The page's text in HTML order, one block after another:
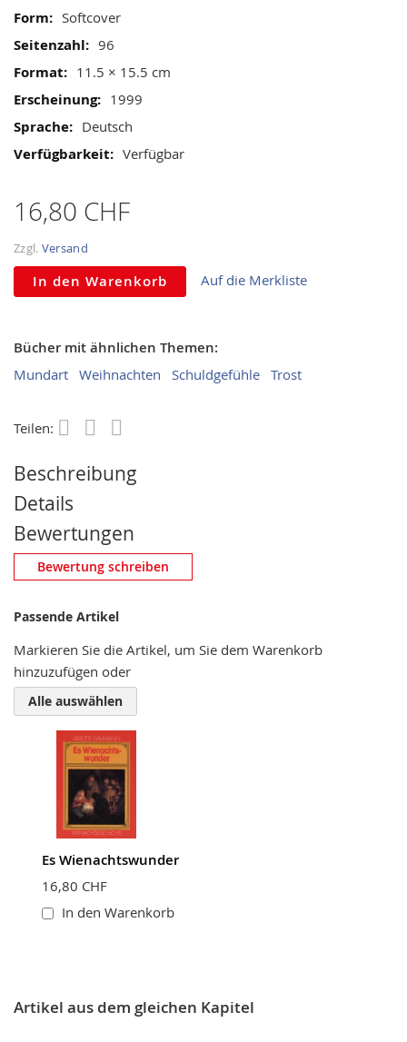
Softcover
96
11.5 × 15.5 cm
1999
Deutsch
Verfügbar
16,80 CHF
Zzgl. Versand
In den Warenkorb Auf die Merkliste
Bücher mit ähnlichen Themen:
Mundart Weihnachten Schuldgefühle Trost
Teilen:
Beschreibung
Details
Bewertungen
Eigene Bewertung schreiben
Nickname
Zusammenfassung
Bewertung
Bewertung schreiben
Passende Artikel
Markieren Sie die Artikel, um Sie dem Warenkorb
hinzuzufügen oder
Alle auswählen
Es Wienachtswunder
16,80 CHF
In den Warenkorb
Artikel aus dem gleichen Kapitel